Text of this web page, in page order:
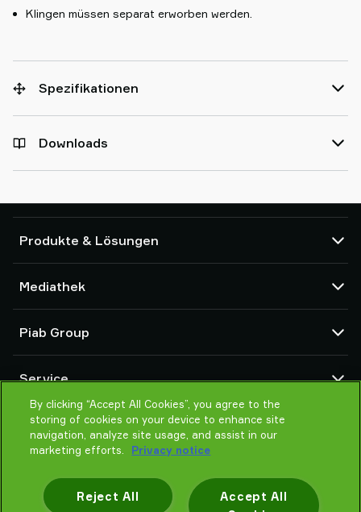
Klingen müssen separat erworben werden.
Spezifikationen
Downloads
Produkte & Lösungen
Saugnäpfe und Soft-Gripper
Komponenten des Robot End Of Arm Tooling (EOAT)
Roboter- und Cobot-Greiflösungen
System- und Lösungszubehör
Vakuumförderer für Pulver und Schüttgut
Mediathek
Produktkonfigurator
Allgemeine Verkaufsbedingungen
Datenschutzrichtlinie
Piab Group
Globale Organisation
Verhaltenskodex
Neuheiten
Karrieren
Service
Kontakt
Partner Netzwerk
Auswahlhilfe
By clicking “Accept All Cookies”, you agree to the
storing of cookies on your device to enhance site
navigation, analyze site usage, and assist in our
marketing efforts.
Privacy notice
Accept All
Reject All